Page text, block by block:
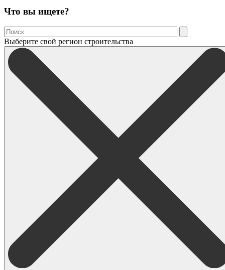
Что вы ищете?
Выберите свой регион строительства